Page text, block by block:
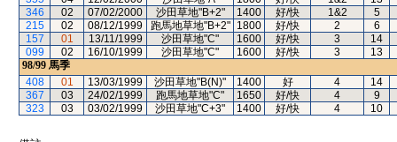
346
02 07/02/2000 沙田草地"B+2" 1400 好/快 1&2 5
215
02 08/12/1999 跑馬地草地"B+2" 1800 好/快 2 6
157
01 13/11/1999 沙田草地"C" 1600 好/快 3 14
099
02 16/10/1999 沙田草地"C" 1600 好/快 3 13
98/99 馬季
408
01 13/03/1999 沙田草地"B(N)" 1400 好 4 14
367
03 24/02/1999 跑馬地草地"C" 1650 好/快 4 9
323
03 03/02/1999 沙田草地"C+3" 1400 好/快 4 10